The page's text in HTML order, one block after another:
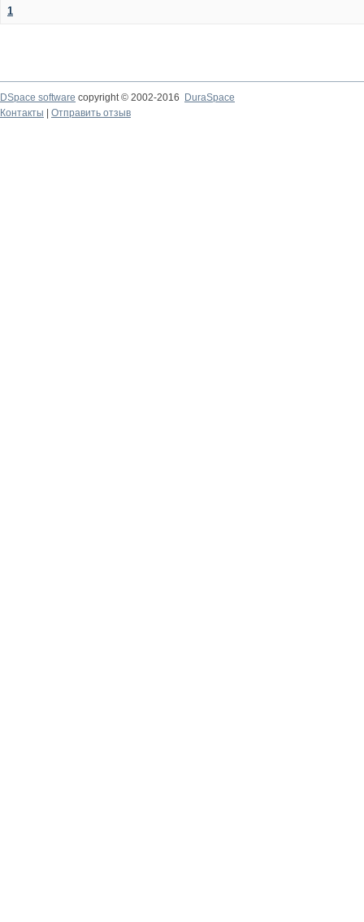
1
DSpace software copyright © 2002-2016
DuraSpace
Контакты
Отправить отзыв